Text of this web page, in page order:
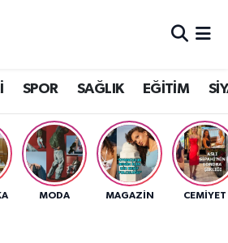
SPOR SAĞLIK EĞİTİM
MODA MAGAZİN CEMİYET
Durumu ve Fikstür